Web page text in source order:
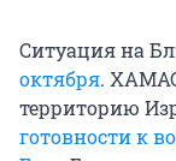
Ситуация на
октября. ХАМАС
территорию
готовности к